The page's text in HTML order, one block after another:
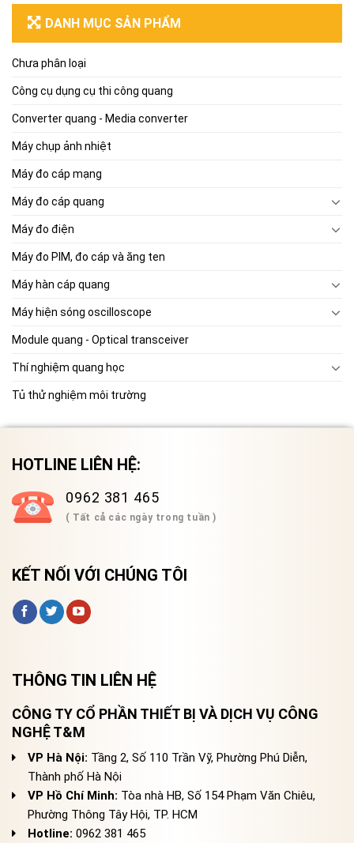
DANH MỤC SẢN PHẨM
Chưa phân loại
Công cụ dụng cụ thi công quang
Converter quang - Media converter
Máy chụp ảnh nhiệt
Máy đo cáp mạng
Máy đo cáp quang
Máy đo điện
Máy đo PIM, đo cáp và ăng ten
Máy hàn cáp quang
Máy hiện sóng oscilloscope
Module quang - Optical transceiver
Thí nghiệm quang học
Tủ thử nghiệm môi trường
HOTLINE LIÊN HỆ:
0962 381 465
( Tất cả các ngày trong tuần )
KẾT NỐI VỚI CHÚNG TÔI
THÔNG TIN LIÊN HỆ
CÔNG TY CỔ PHẦN THIẾT BỊ VÀ DỊCH VỤ CÔNG
NGHỆ T&M
VP Hà Nội: Tầng 2, Số 110 Trần Vỹ, Phường Phú Diễn,
Thành phố Hà Nội
VP Hồ Chí Minh: Tòa nhà HB, Số 154 Phạm Văn Chiêu,
Phường Thông Tây Hội, TP. HCM
Hotline: 0962 381 465